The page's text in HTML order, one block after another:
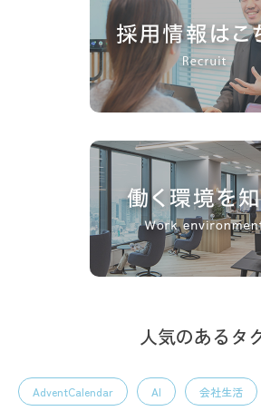
人気のあるタ
AdventCalendar AI 会社生活